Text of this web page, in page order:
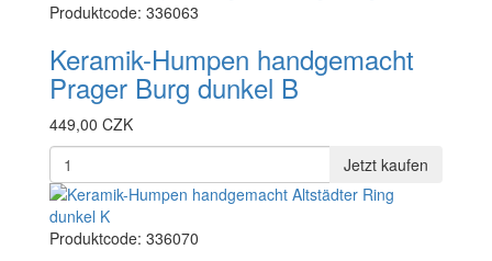
Produktcode: 336063
Keramik-Humpen handgemacht
Prager Burg dunkel B
449,00 CZK
Jetzt kaufen
Produktcode: 336070